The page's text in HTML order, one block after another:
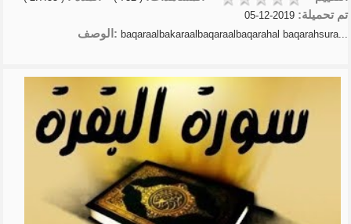
تم تحميلة: 2019-12-05
الوصف: baqaraalbakaraalbaqaraalbaqarahal baqarahsura...